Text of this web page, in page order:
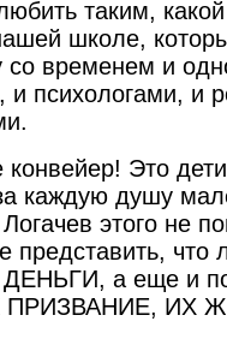
таким,
школе,
со временем и
и психологами, и
конвейер! Это
каждую душу
этого не
представить, что
ДЕНЬГИ, а еще и
ПРИЗВАНИЕ, ИХ